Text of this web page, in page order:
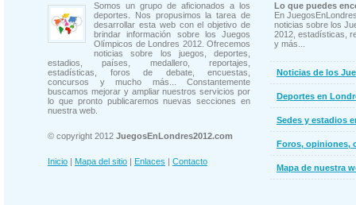
Somos un grupo de aficionados a los
deportes. Nos propusimos la tarea de
desarrollar esta web con el objetivo de
brindar información sobre los Juegos
Olímpicos de Londres 2012. Ofrecemos
noticias sobre los juegos, deportes,
estadios, países, medallero, reportajes,
estadísticas, foros de debate, encuestas,
concursos y mucho más... Constantemente
buscamos mejorar y ampliar nuestros servicios por
lo que pronto publicaremos nuevas secciones en
nuestra web.
© copyright 2012 JuegosEnLondres2012.com
Inicio | Mapa del sitio | Enlaces | Contacto
Lo que puedes
En
noticias sobre los
2012, estadísticas,
y más...
Noticias de los
Deportes en
Sedes y estadios
Foros, opiniones,
Mapa de nuestra